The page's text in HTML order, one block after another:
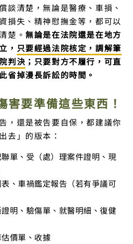
談清楚，無論是醫療、車損、
損失、精神慰撫金等，都可以
楚。無論是在法院還是在地方
， 只要經過法院核定，調解筆
判決 ；只要對方不履行，可直
省掉漫長訴訟的時間。
害要準備這些東西！
，還是被告要自保，都建議你
去」的版本：
單、受（處）理案件證明、現
、車禍鑑定報告（若有爭議可
明、驗傷單、就醫明細、復健
價單、收據